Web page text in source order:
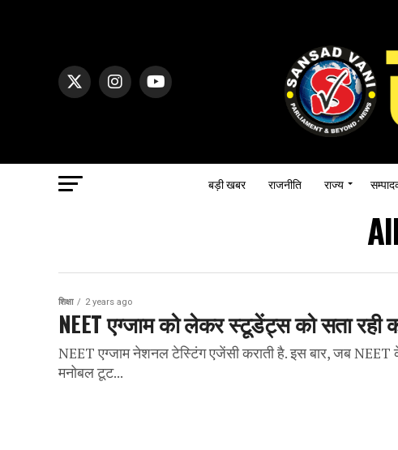
बड़ी खबर राजनीति राज्य
शिक्षा 2 years ago
NEET एग्जाम को लेकर स्टूडेंट्स को सता रही
NEET एग्जाम नेशनल टेस्टिंग एजेंसी कराती है. इस बार, जब
मनोबल टूट...